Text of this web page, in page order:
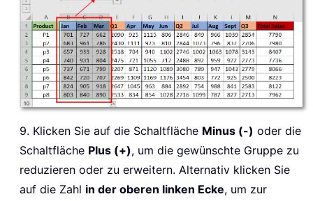
9. Klicken Sie auf die Schaltfläche Minus (-) oder die
Schaltfläche Plus (+), um die gewünschte Gruppe zu
reduzieren oder zu erweitern. Alternativ klicken Sie
auf die Zahl in der oberen linken Ecke, um zur